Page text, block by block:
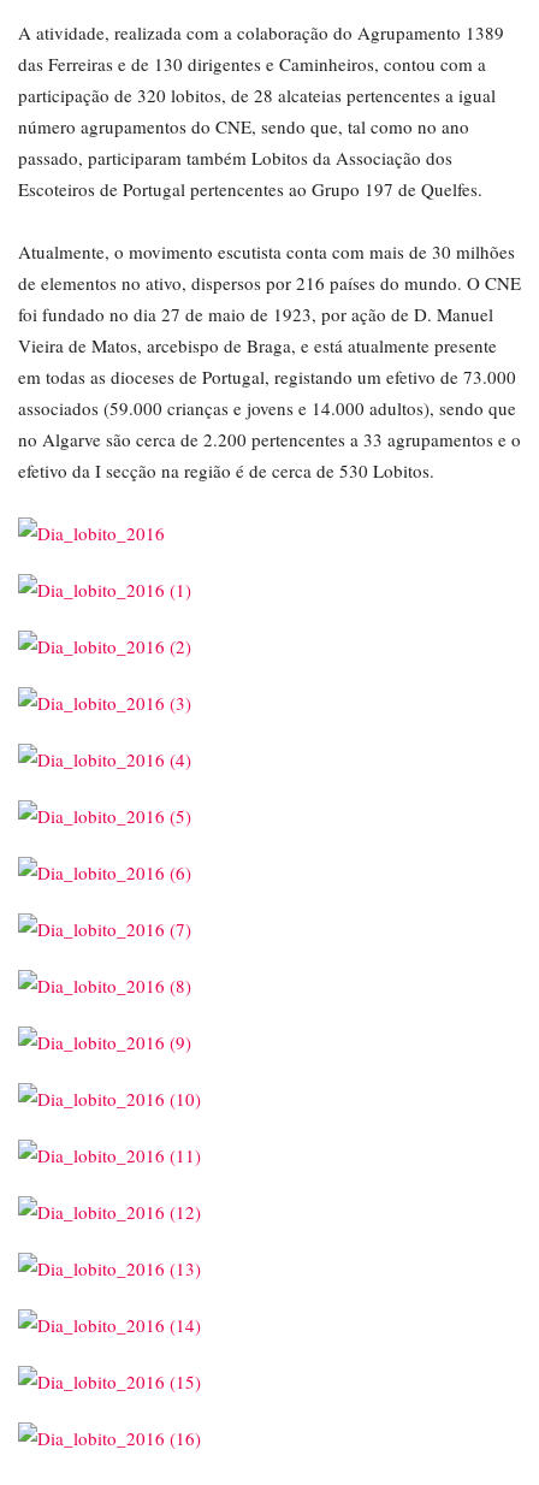
A atividade, realizada com a colaboração do Agrupamento 1389
das Ferreiras e de 130 dirigentes e Caminheiros, contou com a
participação de 320 lobitos, de 28 alcateias pertencentes a igual
número agrupamentos do CNE, sendo que, tal como no ano
passado, participaram também Lobitos da Associação dos
Escoteiros de Portugal pertencentes ao Grupo 197 de Quelfes.
Atualmente, o movimento escutista conta com mais de 30 milhões
de elementos no ativo, dispersos por 216 países do mundo. O CNE
foi fundado no dia 27 de maio de 1923, por ação de D. Manuel
Vieira de Matos, arcebispo de Braga, e está atualmente presente
em todas as dioceses de Portugal, registando um efetivo de 73.000
associados (59.000 crianças e jovens e 14.000 adultos), sendo que
no Algarve são cerca de 2.200 pertencentes a 33 agrupamentos e o
efetivo da I secção na região é de cerca de 530 Lobitos.